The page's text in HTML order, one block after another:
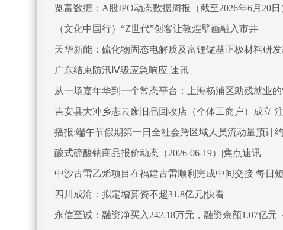
览富数据：A股IPO动态数据周报（截至2026年6月20
（文化中国行）“Z世代”创客让敦煌壁画融入市井
天华新能：硫化物固态电解质及富锂锰基正极材料研
广东结束防汛Ⅳ级应急响应 速讯
从一场嘉年华到一个常态平台：上海杨浦区助残就业
吉安县大冲乡志云废旧品回收店（个体工商户）成立
播报:端午节假期第一日全社会跨区域人员流动量预计
酸式硫酸钠商品报价动态（2026-06-19）|焦点速讯
中沙古雷乙烯项目在福建古雷顺利完成中间交接 每日
四川成渝：拟定增募资不超31.8亿元|快看
永信至诚：融资净买入242.18万元，融资余额1.07亿元